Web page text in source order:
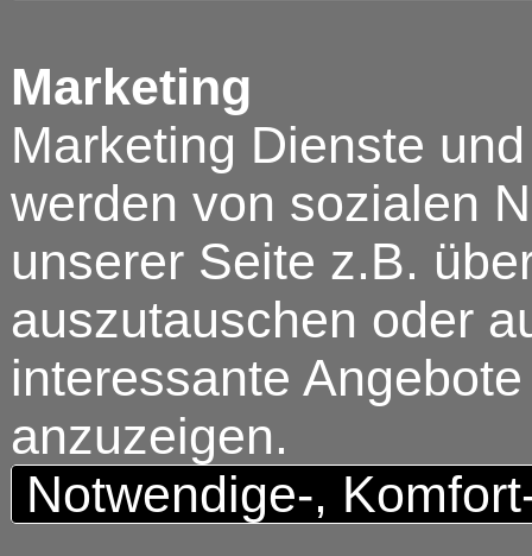
Marketing
Marketing Dienste
werden von sozialen
unserer Seite z.B.
auszutauschen oder
interessante
anzuzeigen.
Notwendige-,